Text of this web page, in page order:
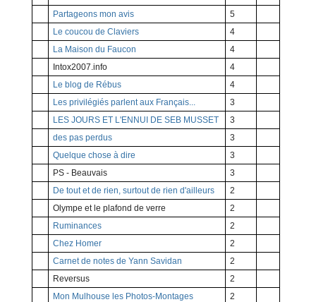
Partageons mon avis
5
Le coucou de Claviers
4
La Maison du Faucon
4
Intox2007.info
4
Le blog de Rébus
4
Les privilégiés parlent aux Français...
3
LES JOURS ET L'ENNUI DE SEB MUSSET
3
des pas perdus
3
Quelque chose à dire
3
PS - Beauvais
3
De tout et de rien, surtout de rien d'ailleurs
2
Olympe et le plafond de verre
2
Ruminances
2
Chez Homer
2
Carnet de notes de Yann Savidan
2
Reversus
2
Mon Mulhouse les Photos-Montages
2